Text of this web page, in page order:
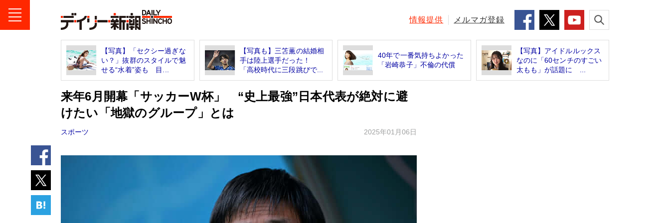
情報提供 メルマガ登録
【写真】「セクシー過ぎな
い？」抜群のスタイルで魅
せる“水着”姿も 目...
【写真も】三笘薫の結婚相
手は陸上選手だった！
「高校時代に三段跳びで...
40年で一番気持ちよかった
「岩崎恭子」不倫の代償
【写真】アイドルルックス
なのに「60センチのすごい
太もも」が話題に ...
来年6月開幕「サッカーW杯」 “史上最強”日本代表が絶対に避
けたい「地獄のグループ」とは
スポーツ 2025年01月06日